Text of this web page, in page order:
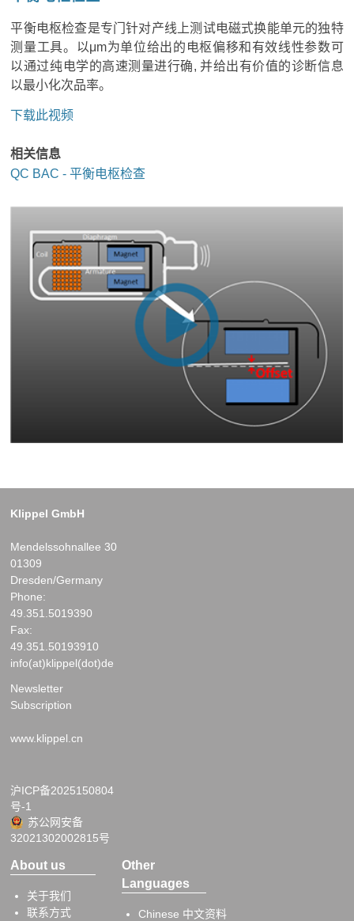
平衡电枢检查是专门针对产线上测试电磁式换能单元的独特
测量工具。以μm为单位给出的电枢偏移和有效线性参数可
以通过纯电学的高速测量进行确, 并给出有价值的诊断信息
以最小化次品率。
下载此视频
相关信息
QC BAC - 平衡电枢检查
Klippel GmbH
Mendelssohnallee 30
01309
Dresden/Germany
Phone:
49.351.5019390
Fax:
49.351.50193910
info(at)klippel(dot)de
Newsletter
Subscription
www.klippel.cn
沪ICP备2025150804
号-1
苏公网安备
32021302002815号
About us
关于我们
联系方式
Other
Languages
Chinese 中文资料